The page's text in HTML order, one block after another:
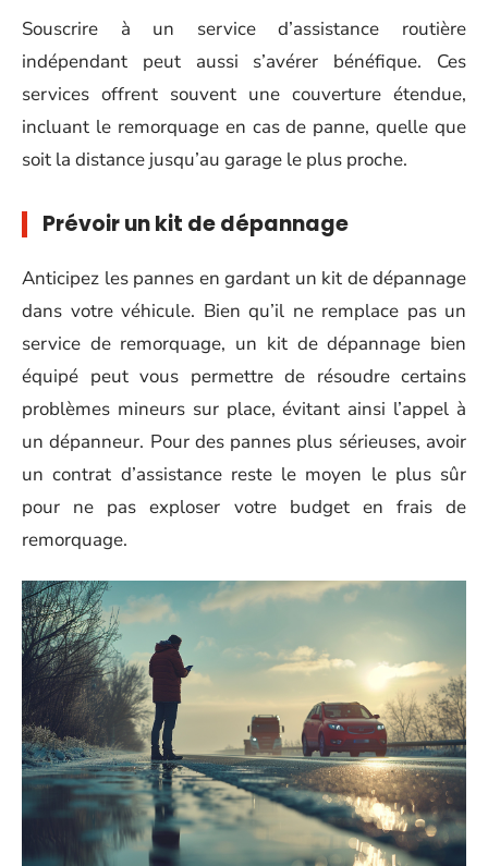
Souscrire à un service d’assistance routière
indépendant peut aussi s’avérer bénéfique. Ces
services offrent souvent une couverture étendue,
incluant le remorquage en cas de panne, quelle que
soit la distance jusqu’au garage le plus proche.
Prévoir un kit de dépannage
Anticipez les pannes en gardant un kit de dépannage
dans votre véhicule. Bien qu’il ne remplace pas un
service de remorquage, un kit de dépannage bien
équipé peut vous permettre de résoudre certains
problèmes mineurs sur place, évitant ainsi l’appel à
un dépanneur. Pour des pannes plus sérieuses, avoir
un contrat d’assistance reste le moyen le plus sûr
pour ne pas exploser votre budget en frais de
remorquage.